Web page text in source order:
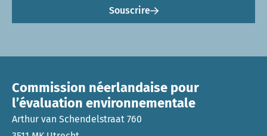
Souscrire
Commission néerlandaise pour
l’évaluation environnementale
Arthur van Schendelstraat 760